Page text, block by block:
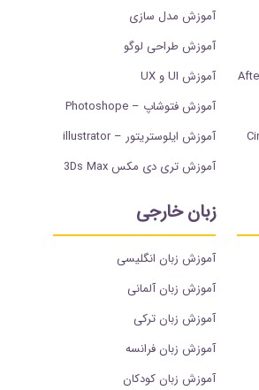
آموزش مدل سازی
آموزش طراحی لوگو
آموزش UI و UX
آموزش فتوشاپ – Photoshope
آموزش ایلوستریتور – illustrator
آموزش تری دی مکس 3Ds Max
زبان خارجی
آموزش زبان انگلیسی
آموزش زبان آلمانی
آموزش زبان ترکی
آموزش زبان فرانسه
آموزش زبان کودکان